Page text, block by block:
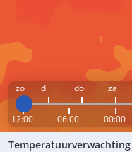
zo di do za
12:00 06:00 00:00
Temperatuurverwachting